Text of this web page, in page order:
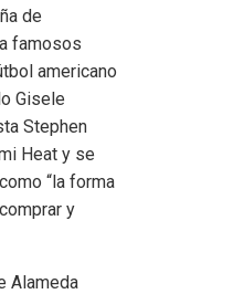
de
famosos
americano
Gisele
Stephen
Heat y se
“la forma
y
Alameda